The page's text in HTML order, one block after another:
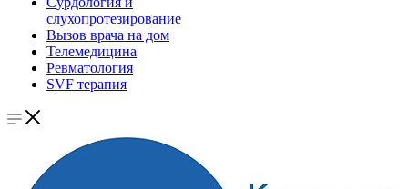
слухопротезирование
Вызов врача на дом
Телемедицина
Ревматология
SVF терапия